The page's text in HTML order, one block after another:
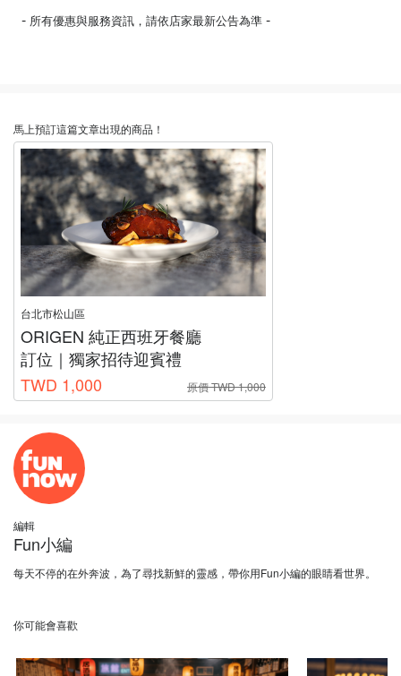
- 所有優惠與服務資訊，請依店家最新公告為準 -
馬上預訂這篇文章出現的商品！
台北市松山區
ORIGEN 純正西班牙餐廳
訂位｜獨家招待迎賓禮
原價 TWD 1,000
TWD 1,000
編輯
Fun小編
每天不停的在外奔波，為了尋找新鮮的靈感，帶你用Fun小編的眼睛看世界。
你可能會喜歡